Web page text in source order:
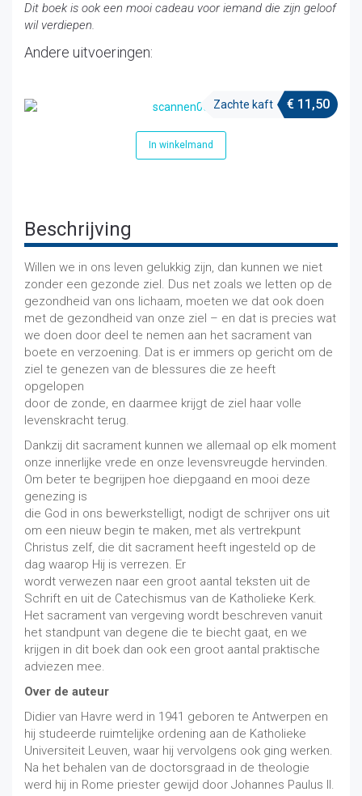
(e-
book)
Dit boek is ook een mooi cadeau voor iemand die zijn geloof
wil verdiepen.
Andere uitvoeringen:
€ 11,50
Zachte kaft
In winkelmand
Beschrijving
Willen we in ons leven gelukkig zijn, dan kunnen we niet
zonder een gezonde ziel. Dus net zoals we letten op de
gezondheid van ons lichaam, moeten we dat ook doen
met de gezondheid van onze ziel – en dat is precies wat
we doen door deel te nemen aan het sacrament van
boete en verzoening. Dat is er immers op gericht om de
ziel te genezen van de blessures die ze heeft
opgelopen
door de zonde, en daarmee krijgt de ziel haar volle
levenskracht terug.
Dankzij dit sacrament kunnen we allemaal op elk moment
onze innerlijke vrede en onze levensvreugde hervinden.
Om beter te begrijpen hoe diepgaand en mooi deze
genezing is
die God in ons bewerkstelligt, nodigt de schrijver ons uit
om een nieuw begin te maken, met als vertrekpunt
Christus zelf, die dit sacrament heeft ingesteld op de
dag waarop Hij is verrezen. Er
wordt verwezen naar een groot aantal teksten uit de
Schrift en uit de Catechismus van de Katholieke Kerk.
Het sacrament van vergeving wordt beschreven vanuit
het standpunt van degene die te biecht gaat, en we
krijgen in dit boek dan ook een groot aantal praktische
adviezen mee.
Over de auteur
Didier van Havre werd in 1941 geboren te Antwerpen en
hij studeerde ruimtelijke ordening aan de Katholieke
Universiteit Leuven, waar hij vervolgens ook ging werken.
Na het behalen van de doctorsgraad in de theologie
werd hij in Rome priester gewijd door Johannes Paulus II.